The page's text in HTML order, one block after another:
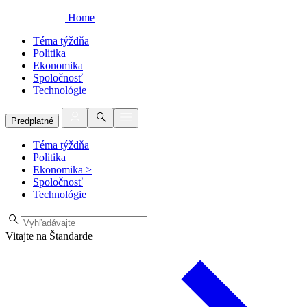
Home
Téma týždňa
Politika
Ekonomika
Spoločnosť
Technológie
Predplatné
Téma týždňa
Politika
Ekonomika >
Spoločnosť
Technológie
Vitajte na Štandarde